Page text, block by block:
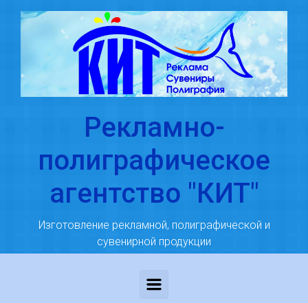
Skip to main content
Рекламно-
полиграфическое
агентство "КИТ"
Изготовление рекламной, полиграфической и
сувенирной продукции